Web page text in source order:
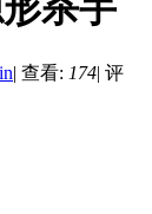
杀手
| 查看: 174| 评